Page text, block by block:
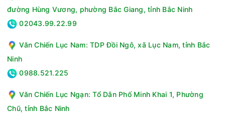
đường Hùng Vương, phường Bắc Giang, tỉnh Bắc Ninh
02043.99.22.99
Văn Chiến Lục Nam: TDP Đồi Ngô, xã Lục Nam, tỉnh Bắc
Ninh
0988.521.225
Văn Chiến Lục Ngạn: Tổ Dân Phố Minh Khai 1, Phường
Chũ, tỉnh Bắc Ninh